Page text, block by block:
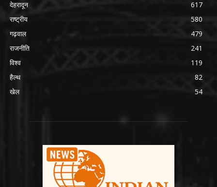
देहरादून
617
राष्ट्रीय
580
गढ़वाल
479
राजनीति
241
विश्व
119
हैल्थ
82
खेल
54